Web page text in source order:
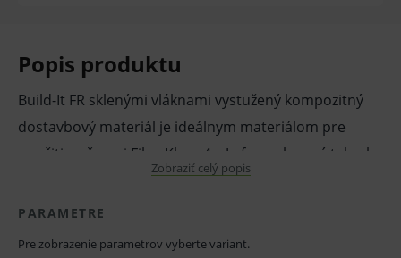
Popis produktu
Build-It FR sklenými vláknami vystužený kompozitný
dostavbový materiál je ideálnym materiálom pre
použitie s čapmi FibreKleer 4x. Je formulovaný tak, aby
sa aplikoval bez stekania materiálu. Unikátna viskozita
umožňuje lekárom príjemnú aplikáciu materiálu a
Zobraziť celý popis
PARAMETRE
Pre zobrazenie parametrov vyberte variant.